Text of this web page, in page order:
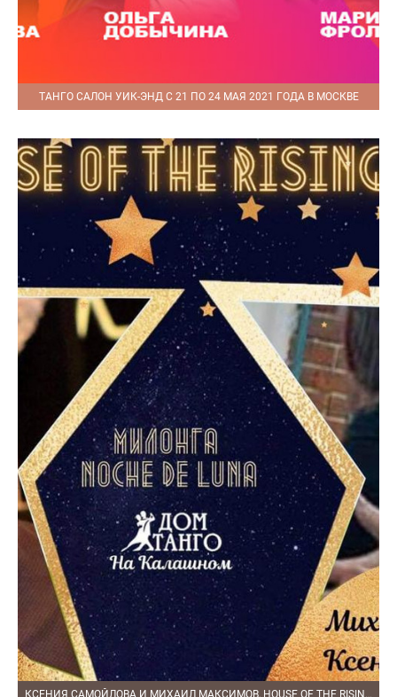
ТАНГО САЛОН УИК-ЭНД С 21 ПО 24 МАЯ 2021 ГОДА В МОСКВЕ
КСЕНИЯ САМОЙЛОВА И МИХАИЛ МАКСИМОВ, HOUSE OF THE RISING SUN